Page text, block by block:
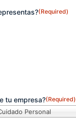
(Required)
tu empresa?(Required)
Personal